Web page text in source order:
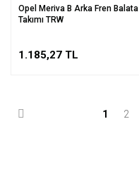
Opel Meriva B Arka Fren Balata
Takımı TRW
1.185,27 TL
1 2